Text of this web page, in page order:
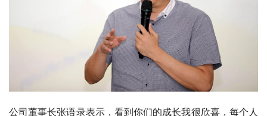
公司董事长张语录表示，看到你们的成长我很欣喜，每个人